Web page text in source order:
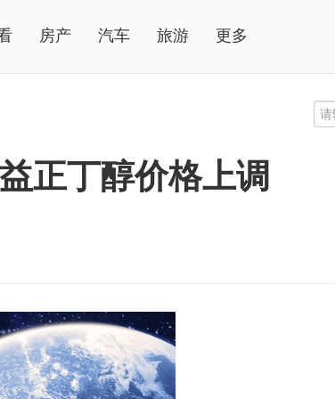
房产 汽车 旅游 更多
正丁醇价格上调